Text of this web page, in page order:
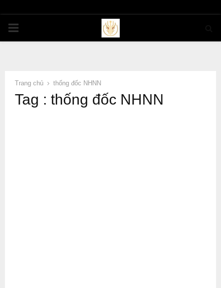
PRIMARY
Trang chủ thống đốc NHNN
Tag : thống đốc NHNN